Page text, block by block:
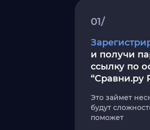
01/
и получи
ссылку по
“Сравни.ру
Это займет
будут
поможет